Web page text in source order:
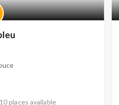
10 places available